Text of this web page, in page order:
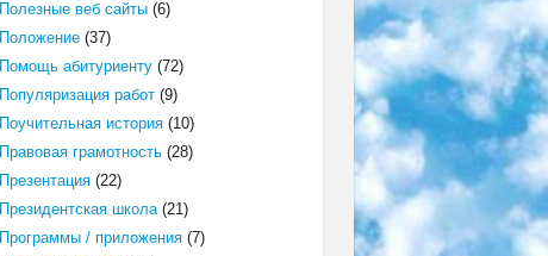
Полезные веб сайты(6)
Положение(37)
Помощь абитуриенту(72)
Популяризация работ(9)
Поучительная история(10)
Правовая грамотность(28)
Презентация(22)
Президентская школа(21)
Программы / приложения(7)